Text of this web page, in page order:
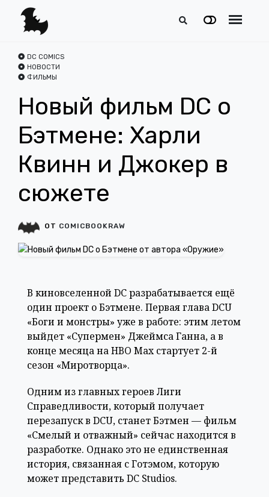
В киновселенной DC разрабатывается ещё
один проект о Бэтмене. Первая глава DCU
«Боги и монстры» уже в работе: этим летом
выйдет «Супермен» Джеймса Ганна, а в
конце месяца на HBO Max стартует 2-й
сезон «Миротворца».
Одним из главных героев Лиги
Справедливости, который получает
перезапуск в DCU, станет Бэтмен — фильм
«Смелый и отважный» сейчас находится в
разработке. Однако это не единственная
история, связанная с Готэмом, которую
может представить DC Studios.
DC COMICS
НОВОСТИ
ФИЛЬМЫ
Новый фильм DC о
Бэтмене: Харли
Квинн и Джокер в
сюжете
ОТ COMICBOOKRAW